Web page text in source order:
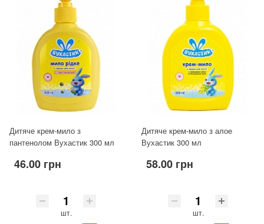
Дитяче крем-мило з
пантенолом Вухастик 300 мл
46.00 грн
шт.
Дитяче крем-мило з алое
Вухастик 300 мл
58.00 грн
шт.